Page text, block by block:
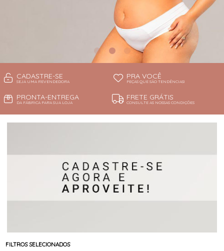
CADASTRE-SE
SEJA UMA REVENDEDORA
PRA VOCÊ
PEÇAS QUE SÃO TENDÊNCIAS!
PRONTA-ENTREGA
DA FÁBRICA PARA SUA LOJA
FRETE GRÁTIS
CONSULTE AS NOSSAS CONDIÇÕES
FILTROS SELECIONADOS